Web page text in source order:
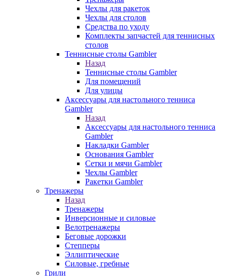
Чехлы для ракеток
Чехлы для столов
Средства по уходу
Комплекты запчастей для теннисных
столов
Теннисные столы Gambler
Назад
Теннисные столы Gambler
Для помещений
Для улицы
Аксессуары для настольного тенниса
Gambler
Назад
Аксессуары для настольного тенниса
Gambler
Накладки Gambler
Основания Gambler
Сетки и мячи Gambler
Чехлы Gambler
Ракетки Gambler
Тренажеры
Назад
Тренажеры
Инверсионные и силовые
Велотренажеры
Беговые дорожки
Степперы
Эллиптические
Силовые, гребные
Грили